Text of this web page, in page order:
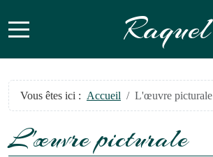
Mobile Menu Toggle Raquel
Vous êtes ici : Accueil L'œuvre picturale
L'œuvre picturale